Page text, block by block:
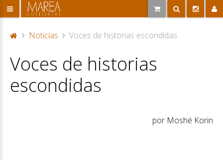
or
ta
d
a
Noticias Voces de historias escondidas
Voces de historias
escondidas
por Moshé Korin